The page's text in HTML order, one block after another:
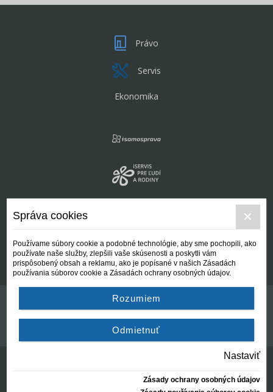
Právo
Servis
Ekonomika
Kontakt
Všeobecné podmienky
© Centrálna nezisková spoločnosť | since 2012
Správa cookies
Používame súbory cookie a podobné technológie, aby sme pochopili, ako
používate naše služby, zlepšili vaše skúsenosti a poskytli vám
prispôsobený obsah a reklamu, ako je popísané v našich Zásadách
používania súborov cookie a Zásadách ochrany osobných údajov.
Rozumiem
Odmietnuť
Nastaviť
Zásady ochrany osobných údajov